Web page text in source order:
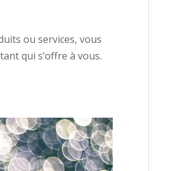
ou services, vous
qui s’offre à vous.